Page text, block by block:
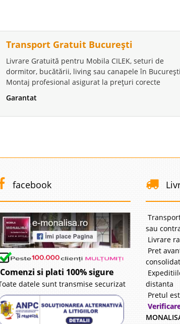
Transport Gratuit București
Livrare Gratuită pentru Mobila CILEK, seturi de
dormitor, bucătării, living sau canapele în
Montaj profesional asigurat la prețuri corecte
Garantat
facebook
Comenzi si plati 100% sigure
datele sunt transmise securizat
sau
Livrare
Pret
distanta
Pretul